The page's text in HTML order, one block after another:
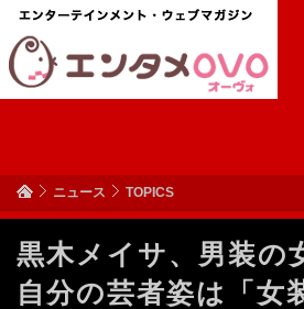
ニュース TOPICS
黒木メイサ、男装
自分の芸者姿は「女